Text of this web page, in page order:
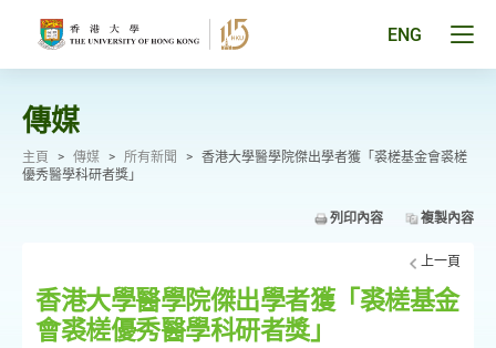
ENG
傳媒
主頁 > 傳媒 > 所有新聞 > 香港大學醫學院傑出學者獲「裘槎基金會裘槎
優秀醫學科研者獎」
列印內容 複製內容
上一頁
香港大學醫學院傑出學者獲「裘槎基金
會裘槎優秀醫學科研者獎」